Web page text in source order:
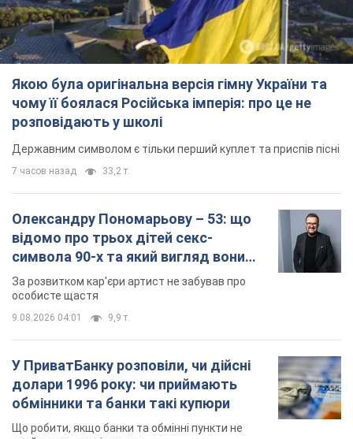
Якою була оригінальна версія гімну України та
чому її боялася Російська імперія: про це не
розповідають у школі
Державним символом є тільки перший куплет та приспів пісні
7 часов назад 33,2 т.
Олександру Пономарьову – 53: що
відомо про трьох дітей секс-
символа 90-х та який вигляд вони
мають
За розвитком кар'єри артист не забував про
особисте щастя
9.08.2026 04:01 9,9 т.
У ПриватБанку розповіли, чи дійсні
долари 1996 року: чи приймають
обмінники та банки такі купюри
Що робити, якщо банки та обмінні пункти не